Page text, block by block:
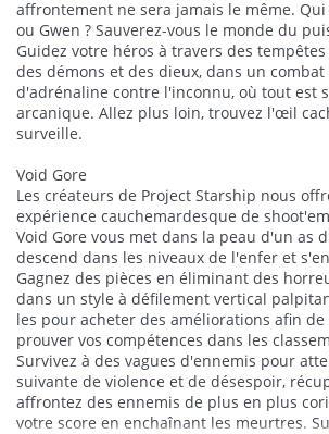
affrontement ne sera jamais le même. Qui
ou Gwen ? Sauverez-vous le monde du
Guidez votre héros à travers des
des démons et des dieux, dans un
d'adrénaline contre l'inconnu, où tout est
arcanique. Allez plus loin, trouvez l'œil
surveille.
Void Gore
Les créateurs de Project Starship nous
expérience cauchemardesque de
Void Gore vous met dans la peau d'un as
descend dans les niveaux de l'enfer et
Gagnez des pièces en éliminant des
dans un style à défilement vertical
les pour acheter des améliorations afin
prouver vos compétences dans les
Survivez à des vagues d'ennemis pour
suivante de violence et de désespoir,
affrontez des ennemis de plus en plus
votre score en enchaînant les meurtres.